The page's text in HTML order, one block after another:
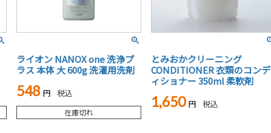
ライオン NANOX one 洗浄プ
ラス 本体 大 600g 洗濯用洗剤
548 税込
在庫切れ
とみおかクリーニング
CONDITIONER 衣類のコンデ
ィショナー 350ml 柔軟剤
1,650 税込